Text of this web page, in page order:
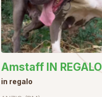
Amstaff IN REGALO
in regalo